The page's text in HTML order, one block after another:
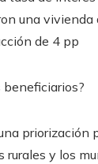
una
de 4 pp
beneficiarios?
rurales y los